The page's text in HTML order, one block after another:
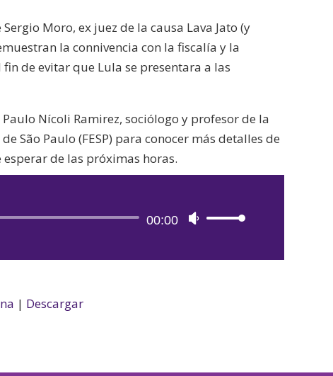
Moro, ex juez de la causa Lava Jato (y
la connivencia con la fiscalía y la
de evitar que Lula se presentara a las
Nícoli Ramirez, sociólogo y profesor de la
São Paulo (FESP) para conocer más detalles de
de las próximas horas.
Reproductor
audio
00:00
Utiliza
teclas
| Descargar